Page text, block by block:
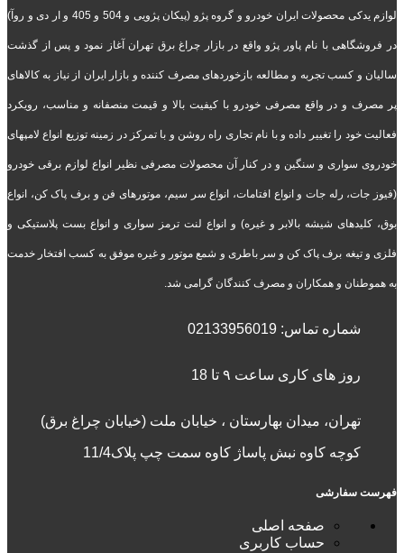
لوازم یدکی محصولات ایران خودرو و گروه پژو (پیکان پژویی و 504 و 405 و ار دی و روآ)
در فروشگاهی با نام پاور پژو واقع در بازار چراغ برق تهران آغاز نمود و پس از گذشت
سالیان و کسب تجربه و مطالعه بازخوردهای مصرف کننده و بازار ایران از نیاز به کالاهای
پر مصرف و در واقع مصرفی خودرو با کیفیت بالا و قیمت منصفانه و مناسب، رویکرد
فعالیت خود را تغییر داده و با نام تجاری راه روشن و با تمرکز در زمینه توزیع انواع لامپهای
خودروی سواری و سنگین و در کنار آن محصولات مصرفی نظیر انواع لوازم برقی خودرو
(فیوز جات، رله جات و انواع افتامات، انواع سر سیم، موتورهای فن و برف پاک کن، انواع
بوق، کلیدهای شیشه بالابر و غیره) و انواع لنت ترمز سواری و انواع بست پلاستیکی و
فلزی و تیغه برف پاک کن و سر باطری و شمع موتور و غیره موفق به کسب افتخار خدمت
به هموطنان و همکاران و مصرف کنندگان گرامی شد.
شماره تماس: 02133956019
روز های کاری ساعت ۹ تا 18
تهران، میدان بهارستان ، خیابان ملت (خیابان چراغ برق)
کوچه کاوه نبش پاساژ کاوه سمت چپ پلاک11/4
فهرست سفارشی
صفحه اصلی
حساب کاربری